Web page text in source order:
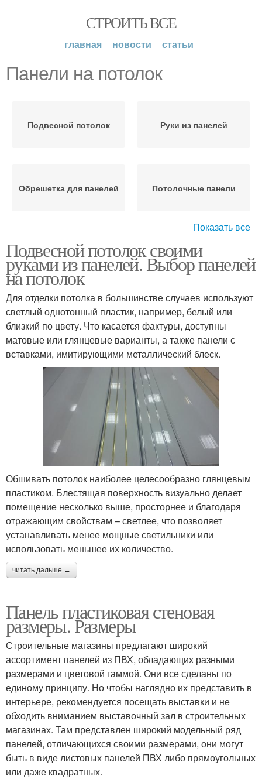
СТРОИТЬ ВСЕ
главная новости статьи
Панели на потолок
Подвесной потолок Руки из панелей
Обрешетка для панелей Потолочные панели
Потолок из
пластиковых панелей
Панели в комнате
Пластиковые панели Панели на балконе
Панели для потолка Стеновые панели
Панели для кухни Профиль для потолка
Каркас для потолка Потолок из панелей
Пластиковых потолочные
панели
Потолок из
гипсокартона
Потолок из пвх-панелей Подвесные потолки
Панели для потолков Потолок из вагонки
Показать все
Подвесной потолок своими
руками из панелей. Выбор панелей
на потолок
Для отделки потолка в большинстве случаев используют
светлый однотонный пластик, например, белый или
близкий по цвету. Что касается фактуры, доступны
матовые или глянцевые варианты, а также панели с
вставками, имитирующими металлический блеск.
Обшивать потолок наиболее целесообразно глянцевым
пластиком. Блестящая поверхность визуально делает
помещение несколько выше, просторнее и благодаря
отражающим свойствам – светлее, что позволяет
устанавливать менее мощные светильники или
использовать меньшее их количество.
читать дальше →
Панель пластиковая стеновая
размеры. Размеры
Строительные магазины предлагают широкий
ассортимент панелей из ПВХ, обладающих разными
размерами и цветовой гаммой. Они все сделаны по
единому принципу. Но чтобы наглядно их представить в
интерьере, рекомендуется посещать выставки и не
обходить вниманием выставочный зал в строительных
магазинах. Там представлен широкий модельный ряд
панелей, отличающихся своими размерами, они могут
быть в виде листовых панелей ПВХ либо прямоугольных
или даже квадратных.